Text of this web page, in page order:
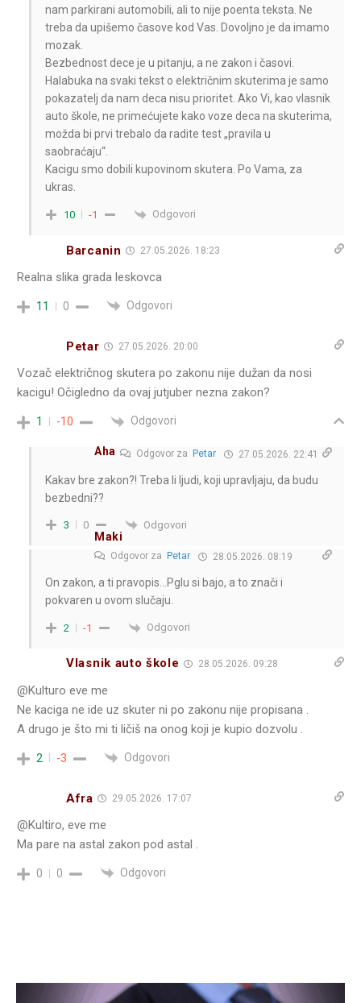
nam parkirani automobili, ali to nije poenta teksta. Ne
treba da upišemo časove kod Vas. Dovoljno je da imamo
mozak.
Bezbednost dece je u pitanju, a ne zakon i časovi.
Halabuka na svaki tekst o električnim skuterima je samo
pokazatelj da nam deca nisu prioritet. Ako Vi, kao vlasnik
auto škole, ne primećujete kako voze deca na skuterima,
možda bi prvi trebalo da radite test „pravila u
saobraćaju“.
Kacigu smo dobili kupovinom skutera. Po Vama, za
ukras.
10 -1 Odgovori
Barcanin 27.05.2026. 18:23
Realna slika grada leskovca
11 0 Odgovori
Petar 27.05.2026. 20:00
Vozač električnog skutera po zakonu nije dužan da nosi
kacigu! Očigledno da ovaj jutjuber nezna zakon?
1 -10 Odgovori
Aha Odgovor zaPetar 27.05.2026. 22:41
Kakav bre zakon?! Treba li ljudi, koji upravljaju, da budu
bezbedni??
3 0 Odgovori
Maki
Odgovor za Petar 28.05.2026. 08:19
On zakon, a ti pravopis…Pglu si bajo, a to znači i
pokvaren u ovom slučaju.
2 -1 Odgovori
Vlasnik auto škole 28.05.2026. 09:28
@Kulturo eve me
Ne kaciga ne ide uz skuter ni po zakonu nije propisana .
A drugo je što mi ti ličiš na onog koji je kupio dozvolu .
2 -3 Odgovori
Afra 29.05.2026. 17:07
@Kultiro, eve me
Ma pare na astal zakon pod astal .
0 0 Odgovori